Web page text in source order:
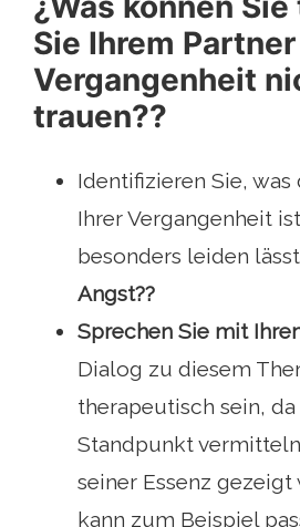
Sie Ihrem
Vergangenheit
trauen??
Identifizieren Sie,
Ihrer Vergangenheit
besonders leiden
Angst??
Sprechen Sie mit
Dialog zu diesem
therapeutisch sein,
Standpunkt
seiner Essenz gezeigt
kann zum Beispiel